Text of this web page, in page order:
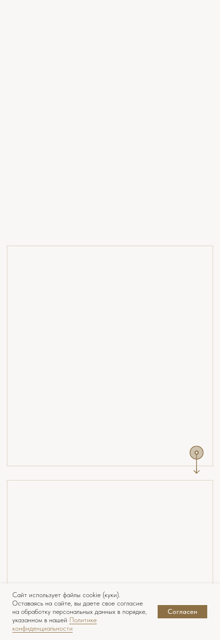
Сайт использует файлы cookie (куки).
Оставаясь на сайте, вы даете свое согласие
на обработку персональных данных в порядке,
указанном в нашей Политике
конфиденциальности
Согласен